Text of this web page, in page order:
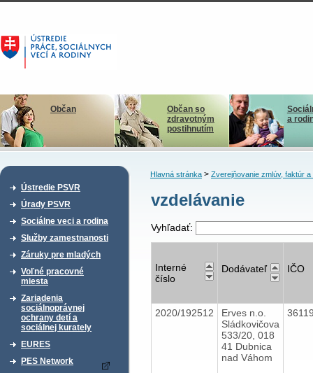
Občan
Občan so
zdravotným
postihnutím
a
Ústredie PSVR
Úrady PSVR
Sociálne veci a rodina
Služby zamestnanosti
Záruky pre mladých
Voľné pracovné
miesta
Zariadenia
sociálnoprávnej
ochrany detí a
sociálnej kurately
EURES
PES Network
Hlavná stránka> Zverejňovanie zmlúv, faktúr a
vzdelávanie
Vyhľadať:
Interné
číslo
Dodávateľ IČO
2020/192512
Erves n.o.
Sládkovičova
533/20, 018
41 Dubnica
nad Váhom